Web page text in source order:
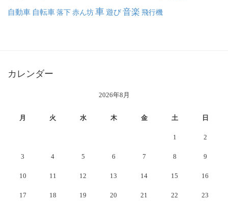
自動車 自転車落下赤ん坊車遊び音楽 飛行機
カレンダー
2026年8月
月 火 水 木 金 土 日
1 2
3 4 5 6 7 8 9
10 11 12 13 14 15 16
17 18 19 20 21 22 23